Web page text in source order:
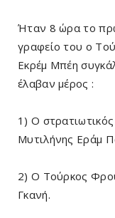
Ήταν 8 ώρα το
γραφείο του ο
Εκρέμ Μπέη
έλαβαν μέρος :
1) Ο στρατιωτικός
Μυτιλήνης Εράμ
2) Ο Τούρκος
Γκανή.